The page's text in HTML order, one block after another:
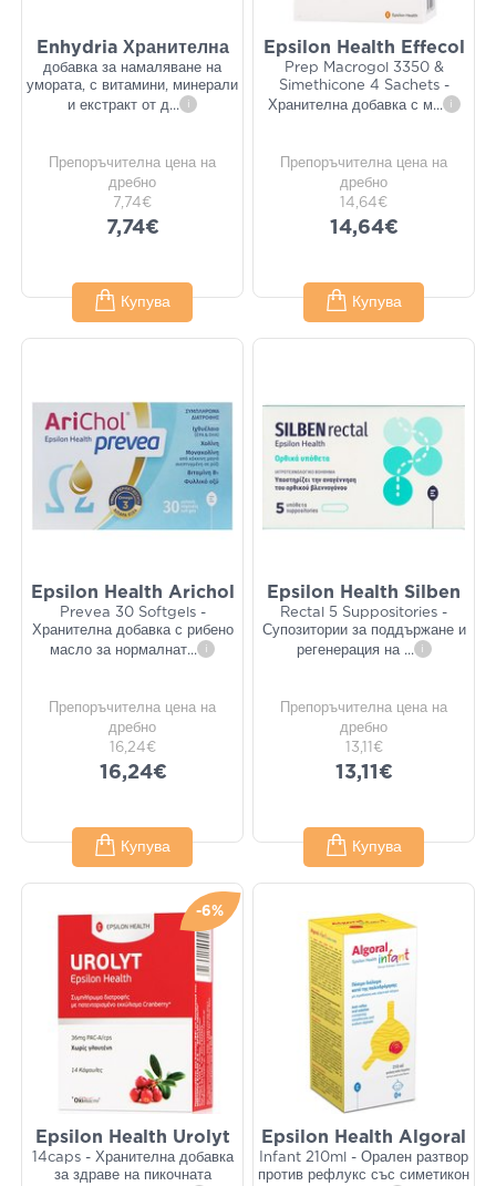
Enhydria Хранителна
добавка за намаляване на
умората, с витамини, минерали
и екстракт от д... i
Препоръчителна цена на
дребно
7,74€
7,74€
Купува
Epsilon Health Effecol
Prep Macrogol 3350 &
Simethicone 4 Sachets -
Хранителна добавка с м... i
Препоръчителна цена на
дребно
14,64€
14,64€
Купува
Epsilon Health Arichol
Prevea 30 Softgels -
Хранителна добавка с рибено
масло за нормалнат... i
Препоръчителна цена на
дребно
16,24€
16,24€
Купува
Epsilon Health Silben
Rectal 5 Suppositories -
Супозитории за поддържане и
регенерация на ... i
Препоръчителна цена на
дребно
13,11€
13,11€
Купува
-6%
Epsilon Health Urolyt
14caps - Хранителна добавка
за здраве на пикочната
Epsilon Health Algoral
Infant 210ml - Орален разтвор
против рефлукс със симетикон